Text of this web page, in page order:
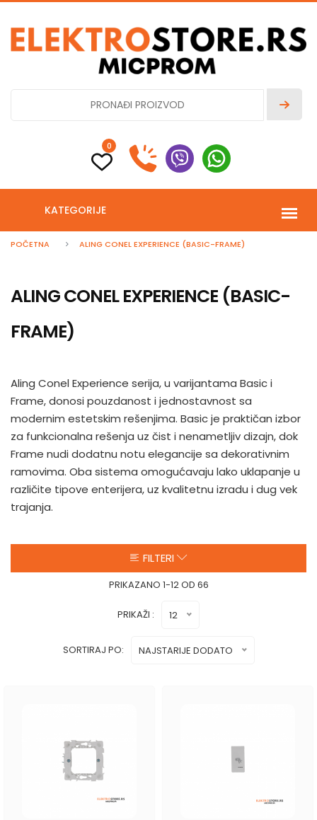
0
KATEGORIJE
POČETNA ALING CONEL EXPERIENCE (BASIC-FRAME)
ALING CONEL EXPERIENCE (BASIC-
FRAME)
Aling Conel Experience serija, u varijantama Basic i
Frame, donosi pouzdanost i jednostavnost sa
modernim estetskim rešenjima. Basic je praktičan izbor
za funkcionalna rešenja uz čist i nenametljiv dizajn, dok
Frame nudi dodatnu notu elegancije sa dekorativnim
ramovima. Oba sistema omogućavaju lako uklapanje u
različite tipove enterijera, uz kvalitetnu izradu i dug vek
trajanja.
FILTERI
PRIKAZANO 1-12 OD 66
PRIKAŽI : 12
SORTIRAJ PO: NAJSTARIJE DODATO